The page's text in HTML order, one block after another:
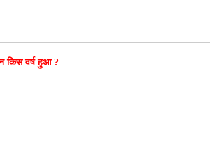
किस वर्ष हुआ ?